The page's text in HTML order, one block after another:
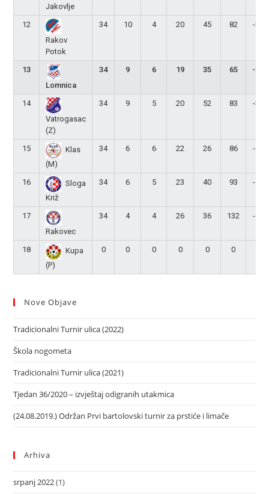
Jakovlje
12
Rakov
Potok
34 10 4 20 45 82 -37
13
Lomnica
34 9 6 19 35 65 -30
14
Vatrogasac
(Z)
34 9 5 20 52 83 -31
15
Klas
(M)
34 6 6 22 26 86 -60
16
Sloga
Križ
34 6 5 23 40 93 -53
17
Rakovec
34 4 4 26 36 132 -96
18
Kupa
(P)
0 0 0 0 0 0
Nove Objave
Tradicionalni Turnir ulica (2022)
Škola nogometa
Tradicionalni Turnir ulica (2021)
Tjedan 36/2020 – izvještaj odigranih utakmica
(24.08.2019.) Održan Prvi bartolovski turnir za prstiće i limače
Arhiva
srpanj 2022(1)